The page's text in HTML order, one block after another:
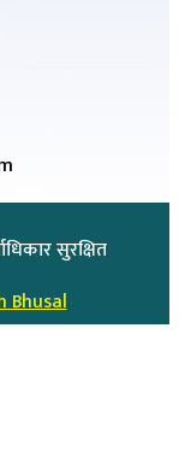
सुरक्षित
Bhusal